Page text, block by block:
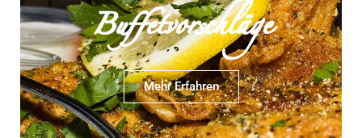
Buffetvorschläge
Mehr Erfahren